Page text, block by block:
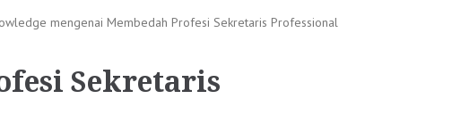
mengenai Membedah Profesi Sekretaris Professional
Sekretaris